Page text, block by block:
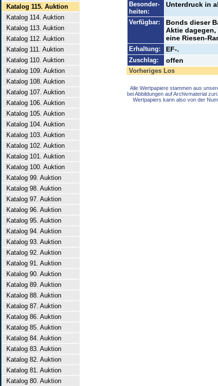
Katalog 115. Auktion
Katalog 114. Auktion
Katalog 113. Auktion
Katalog 112. Auktion
Katalog 111. Auktion
Katalog 110. Auktion
Katalog 109. Auktion
Katalog 108. Auktion
Katalog 107. Auktion
Katalog 106. Auktion
Katalog 105. Auktion
Katalog 104. Auktion
Katalog 103. Auktion
Katalog 102. Auktion
Katalog 101. Auktion
Katalog 100. Auktion
Katalog 99. Auktion
Katalog 98. Auktion
Katalog 97. Auktion
Katalog 96. Auktion
Katalog 95. Auktion
Katalog 94. Auktion
Katalog 93. Auktion
Katalog 92. Auktion
Katalog 91. Auktion
Katalog 90. Auktion
Katalog 89. Auktion
Katalog 88. Auktion
Katalog 87. Auktion
Katalog 86. Auktion
Katalog 85. Auktion
Katalog 84. Auktion
Katalog 83. Auktion
Katalog 82. Auktion
Katalog 81. Auktion
Katalog 80. Auktion
Besonder-
heiten:
Unterdruck in
Verfügbar:
Bonds dieser
Aktie
eine Riesen-
Erhaltung: EF-.
Zuschlag: offen
Vorheriges Los
Alle Wertpapiere stammen aus
bei Abbildungen auf Archivmaterial
Wertpapiers kann also von der